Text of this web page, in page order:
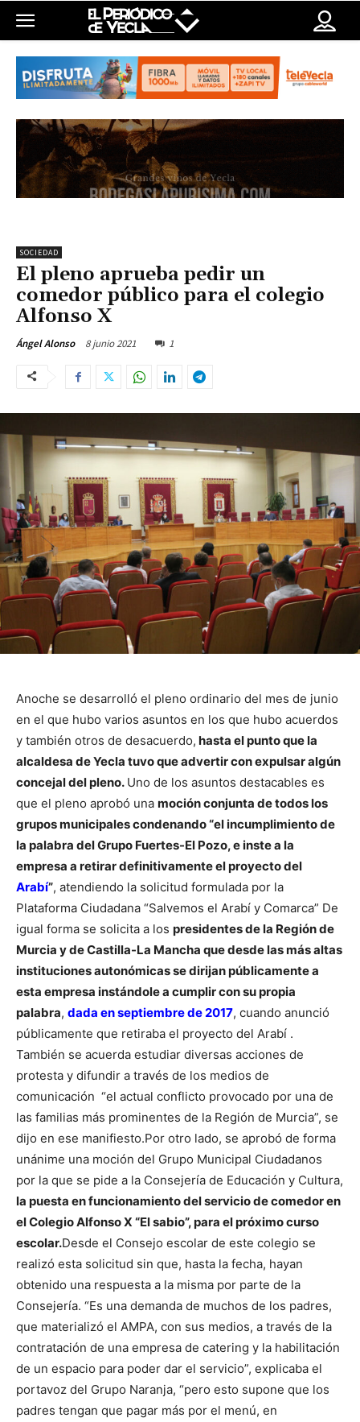
SOCIEDAD
El pleno aprueba pedir un
comedor público para el colegio
Alfonso X
Ángel Alonso 8 junio 2021 1
Anoche se desarrolló el pleno ordinario del mes de junio
en el que hubo varios asuntos en los que hubo acuerdos
y también otros de desacuerdo, hasta el punto que la
alcaldesa de Yecla tuvo que advertir con expulsar algún
concejal del pleno. Uno de los asuntos destacables es
que el pleno aprobó una moción conjunta de todos los
grupos municipales condenando “el incumplimiento de
la palabra del Grupo Fuertes-El Pozo, e inste a la
empresa a retirar definitivamente el proyecto del
Arabí”, atendiendo la solicitud formulada por la
Plataforma Ciudadana “Salvemos el Arabí y Comarca” De
igual forma se solicita a los presidentes de la Región de
Murcia y de Castilla-La Mancha que desde las más altas
instituciones autonómicas se dirijan públicamente a
esta empresa instándole a cumplir con su propia
palabra, dada en septiembre de 2017, cuando anunció
públicamente que retiraba el proyecto del Arabí .
También se acuerda estudiar diversas acciones de
protesta y difundir a través de los medios de
comunicación “el actual conflicto provocado por una de
las familias más prominentes de la Región de Murcia”, se
dijo en ese manifiesto.Por otro lado, se aprobó de forma
unánime una moción del Grupo Municipal Ciudadanos
por la que se pide a la Consejería de Educación y Cultura,
la puesta en funcionamiento del servicio de comedor en
el Colegio Alfonso X “El sabio”, para el próximo curso
escolar.Desde el Consejo escolar de este colegio se
realizó esta solicitud sin que, hasta la fecha, hayan
obtenido una respuesta a la misma por parte de la
Consejería. “Es una demanda de muchos de los padres,
que materializó el AMPA, con sus medios, a través de la
contratación de una empresa de catering y la habilitación
de un espacio para poder dar el servicio”, explicaba el
portavoz del Grupo Naranja, “pero esto supone que los
padres tengan que pagar más por el menú, en